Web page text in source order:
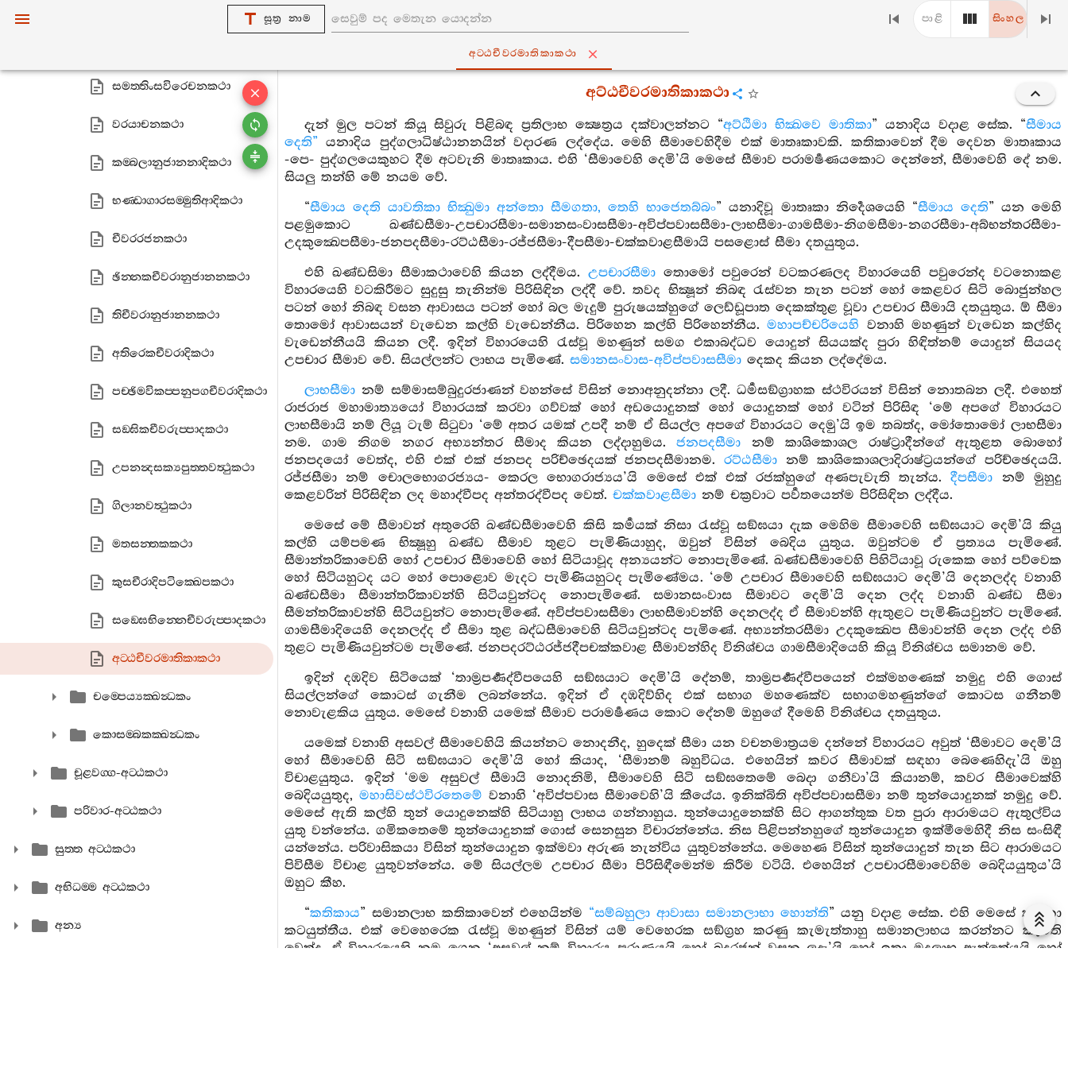
සූත්‍ර නාම පාළි සිංහල
අට‍්ඨචීවරමාතිකාකථා
සමත‍්තිංසවිරෙචනකථා
වරයාචනකථා
කම‍්බලානුජානනාදිකථා
භණ‍්ඩාගාරසම‍්මුතිආදිකථා
චීවරරජනකථා
ඡින‍්නකචීවරානුජානනකථා
තිචීවරානුජානනකථා
අතිරෙකචීවරාදිකථා
පච‍්ඡිමවිකප‍්පනුපගචීවරාදිකථා
සඞ‍්ඝිකචීවරුප‍්පාදකථා
උපනන්‍දසක්‍යපුත‍්තවත්‍ථුකථා
ගිලානවත්‍ථුකථා
මතසන‍්තකකථා
කුසචීරාදිපටික‍්ඛෙපකථා
සඞ‍්ඝෙභින‍්නෙචීවරුප‍්පාදකථා
අට‍්ඨචීවරමාතිකාකථා
චම‍්පෙය්‍යක‍්ඛන්‍ධකං
කොසම‍්බකක‍්ඛන්‍ධකං
චූළවග‍්ග-අට‍්ඨකථා
පරිවාර-අට‍්ඨකථා
සුත‍්ත අට‍්ඨකථා
අභිධම‍්ම අට‍්ඨකථා
අන්‍ය
අට්ඨචීවරමාතිකාකථා
දැන් මුල පටන් කියූ සිවුරු පිළිබඳ ප්‍රතිලාභ ක්‍ෂෙත්‍රය දක්වාලන්නට “අට්ඨිමා භික්‍ඛවෙ මාතිකා” යනාදිය වදාළ සේක. “සීමාය
දෙති” යනාදිය පුද්ගලාධිෂ්ඨානනයින් වදාරණ ලද්දේය. මෙහි සීමාවෙහිදීම එක් මාතෘකාවකි. කතිකාවෙන් දීම දෙවන මාතෘකාය
-පෙ- පුද්ගලයෙකුහට දීම අටවැනි මාතෘකාය. එහි ‘සීමාවෙහි දෙමි’යි මෙසේ සීමාව පරාමර්‍ෂණයකොට දෙන්නේ, සීමාවෙහි දේ නම.
සියලු තන්හි මේ නයම වේ.
“සීමාය දෙති යාවතිකා භික්‍ඛුමා අන්තො සීමගතා, තෙහි භාජෙතබ්බං” යනාදිවූ මාතෘකා නිර්‍දෙශයෙහි “සීමාය දෙති” යන මෙහි
පළමුකොට ඛණ්ඩසීමා-උපචාරසීමා-සමානසංවාසසීමා-අවිප්පවාසසීමා-ලාභසීමා-ගාමසීමා-නිගමසීමා-නගරසීමා-අබ්භන්තරසීමා-
උදකුක්‍ඛෙපසීමා-ජනපදසීමා-රට්ඨසීමා-රජ්ජසීමා-දීපසීමා-චක්කවාළසීමායි පසළොස් සීමා දතයුතුය.
එහි ඛණ්ඩසිමා සීමාකථාවෙහි කියන ලද්දීමය.උපචාරසීමා තොමෝ පවුරෙන් වටකරණලද විහාරයෙහි පවුරෙන්ද වටනොකළ
විහාරයෙහි වටකිරීමට සුදුසු තැනින්ම පිරිසිඳින ලද්දී වේ. තවද භික්‍ෂූන් නිබඳ රැස්වන තැන පටන් හෝ කෙළවර සිටි බොජුන්හල
පටන් හෝ නිබඳ වසන ආවාසය පටන් හෝ බල මැදුම් පුරුෂයක්හුගේ ලෙඩ්ඩූපාත දෙකක්තුළ වූවා උපචාර සීමායි දතයුතුය. ඕ සීමා
තොමෝ ආවාසයන් වැඩෙන කල්හි වැඩෙන්නීය. පිරිහෙන කල්හි පිරිහෙන්නීය.මහාපච්චරියෙහි වනාහි මහණුන් වැඩෙන කල්හිද
වැඩෙන්නීයයි කියන ලදී. ඉදින් විහාරයෙහි රැස්වූ මහණුන් සමග එකාබද්ධව යොදුන් සියයක්ද පුරා හිඳිත්නම් යොදුන් සියයද
උපචාර සීමාව වේ. සියල්ලන්ට ලාභය පැමිණේ. සමානසංවාස-අවිප්පවාසසීමා දෙකද කියන ලද්දේමය.
ලාභසීමානම් සම්මාසම්බුදුරජාණන් වහන්සේ විසින් නොඅනුදන්නා ලදී. ධර්‍මසඞ්ග්‍රාහක ස්ථවිරයන් විසින් නොතබන ලදී. එහෙත්
රාජරාජ මහාමාත්‍යයෝ විහාරයක් කරවා ගව්වක් හෝ අඩයොදුනක් හෝ යොදුනක් හෝ වටින් පිරිසිඳ ‘මේ අපගේ විහාරයට
ලාභසීමායි නම් ලියූ ටැම් සිටුවා ‘මේ අතර යමක් උපදී නම් ඒ සියල්ල අපගේ විහාරයට දෙමු’යි ඉම තබත්ද, මෝතොමෝ ලාභසීමා
නම. ගාම නිගම නගර අභ්‍යන්තර සීමාද කියන ලද්දාහුමය.ජනපදසීමා නම් කාශිකොශල රාෂ්ට්‍රාදීන්ගේ ඇතුළත බොහෝ
ජනපදයෝ වෙත්ද, එහි එක් එක් ජනපද පරිච්ඡෙදයක් ජනපදසීමානම.රට්ඨසීමා නම් කාශිකොශලාදිරාෂ්ට්‍රයන්ගේ පරිච්ඡෙදයයි.
රජ්ජසීමා නම් චොලභොගරජ්‍යය- කෙරල භොගරාජ්‍යය’යි මෙසේ එක් එක් රජක්හුගේ අණපැවැති තැන්ය.දීපසීමා නම් මුහුදු
කෙළවරින් පිරිසිඳින ලද මහාද්වීපද අන්තරද්වීපද වෙත්. චක්කවාළසීමා නම් චක්‍රවාට පර්‍වතයෙන්ම පිරිසිඳින ලද්දීය.
මෙසේ මේ සීමාවන් අතුරෙහි ඛණ්ඩසීමාවෙහි කිසි කර්‍මයක් නිසා රැස්වූ සඞ්ඝයා දැක මෙහිම සීමාවෙහි සඞ්ඝයාට දෙමි’යි කියු
කල්හි යම්පමණ භික්‍ෂූහු ඛණ්ඩ සීමාව තුළට පැමිණියාහුද, ඔවුන් විසින් බෙදිය යුතුය. ඔවුන්ටම ඒ ප්‍රත්‍යය පැමිණේ.
සීමාන්තරිකාවෙහි හෝ උපචාර සීමාවෙහි හෝ සිටියාවූද අන්‍යයන්ට නොපැමිණේ. ඛණ්ඩසීමාවෙහි පිහිටියාවූ රුකෙක හෝ පව්වෙක
හෝ සිටියහුටද යට හෝ පොළොව මැදට පැමිණියහුටද පැමිණේමය. ‘මේ උපචාර සීමාවෙහි සඞ්ඝයාට දෙමි’යි දෙනලද්ද වනාහි
ඛණ්ඩසීමා සීමාන්තරිකාවන්හි සිටියවුන්ටද නොපැමිණේ. සමානසංවාස සීමාවට දෙමි’යි දෙන ලද්ද වනාහි ඛණ්ඩ සීමා
සීමන්තරිකාවන්හි සිටියවුන්ට නොපැමිණේ. අවිප්පවාසසීමා ලාභසීමාවන්හි දෙනලද්ද ඒ සීමාවන්හි ඇතුළට පැමිණියවුන්ට පැමිණේ.
ගාමසීමාදියෙහි දෙනලද්ද ඒ සීමා තුළ බද්ධසීමාවෙහි සිටියවුන්ටද පැමිණේ. අභ්‍යන්තරසීමා උදකුක්‍ඛෙප සීමාවන්හි දෙන ලද්ද එහි
තුළට පැමිණියවුන්ටම පැමිණේ. ජනපදරට්ඨරජ්ජදීපචක්කවාළ සීමාවන්හිද විනිශ්චය ගාමසීමාදියෙහි කියූ විනිශ්චය සමානම වේ.
ඉදින් දඹදිව සිටියෙක් ‘තාම්‍රපර්‍ණද්වීපයෙහි සඞ්ඝයාට දෙමි’යි දේනම්, තාම්‍රපර්‍ණද්වීපයෙන් එක්මහණෙක් නමුදු එහි ගොස්
සියල්ලන්ගේ කොටස් ගැනීම ලබන්නේය. ඉදින් ඒ දඹදිව්හිද එක් සභාග මහණෙක්ව සභාගමහණුන්ගේ කොටස ගනීනම්
නොවැළකිය යුතුය. මෙසේ වනාහි යමෙක් සීමාව පරාමර්‍ෂණය කොට දේනම් ඔහුගේ දීමෙහි විනිශ්චය දතයුතුය.
යමෙක් වනාහි අසවල් සීමාවෙහියි කියන්නට නොදනීද, හුදෙක් සීමා යන වචනමාත්‍රයම දන්නේ විහාරයට අවුත් ‘සීමාවට දෙමි’යි
හෝ සීමාවෙහි සිටි සඞ්ඝයාට දෙමි’යි හෝ කියාද, ‘සීමානම් බහුවිධය. එහෙයින් කවර සීමාවක් සඳහා බෙණෙහිදැ’යි ඔහු
විචාළයුතුය. ඉදින් ‘මම අසුවල් සීමායි නොදනිමි, සීමාවෙහි සිටි සඞ්ඝතෙමේ බෙදා ගනීවා’යි කියානම්, කවර සීමාවෙක්හි
බෙදියයුතුද, මහාසිවස්ථවිරතෙමේ වනාහි ‘අවිප්පවාස සීමාවෙහි’යි කීයේය. ඉනික්බිති අවිප්පවාසසීමා නම් තුන්යොදුනක් නමුදු වේ.
මෙසේ ඇති කල්හි තුන් යොදුනෙක්හි සිටියාහු ලාභය ගන්නාහුය. තුන්යොදුනෙක්හි සිට ආගන්තුක වත පුරා ආරාමයට ඇතුල්විය
යුතු වන්නේය. ගමිකතෙමේ තුන්යොදුනක් ගොස් සෙනසුන විචාරන්නේය. නිස පිළිපන්නහුගේ තුන්යොදුන ඉක්මීමෙහිදී නිස සංසිඳී
යන්නේය. පරිවාසිකයා විසින් තුන්යොදුන ඉක්මවා අරුණ නැන්විය යුතුවන්නේය. මෙහෙණ විසින් තුන්යොදුන් තැන සිට ආරාමයට
පිවිසීම විචාළ යුතුවන්නේය. මේ සියල්ලම උපචාර සීමා පිරිසිඳීමෙන්ම කිරීම වටියි. එහෙයින් උපචාරසීමාවෙහිම බෙදියයුතුය’යි
ඔහුට කීහ.
“කතිකාය” සමානලාභ කතිකාවෙන් එහෙයින්ම “සම්බහුලා ආවාසා සමානලාභා හොන්ති” යනු වදාළ සේක. එහි මෙසේ කතිකා
කටයුත්තීය. එක් වෙහෙරෙක රැස්වූ මහණුන් විසින් යම් වෙහෙරක සඞ්ග්‍රහ කරණු කැමැත්තාහු සමානලාභය කරන්නට කැමති
වෙත්ද, ඒ විහාරයෙහි නම ගෙන ‘අසුවල් නම් විහාරය පුරාණයයි හෝ බුදුරජුන් වසන ලදැ’යි හෝ ඉතා මදලාභ ඇත්තේයයි හෝ